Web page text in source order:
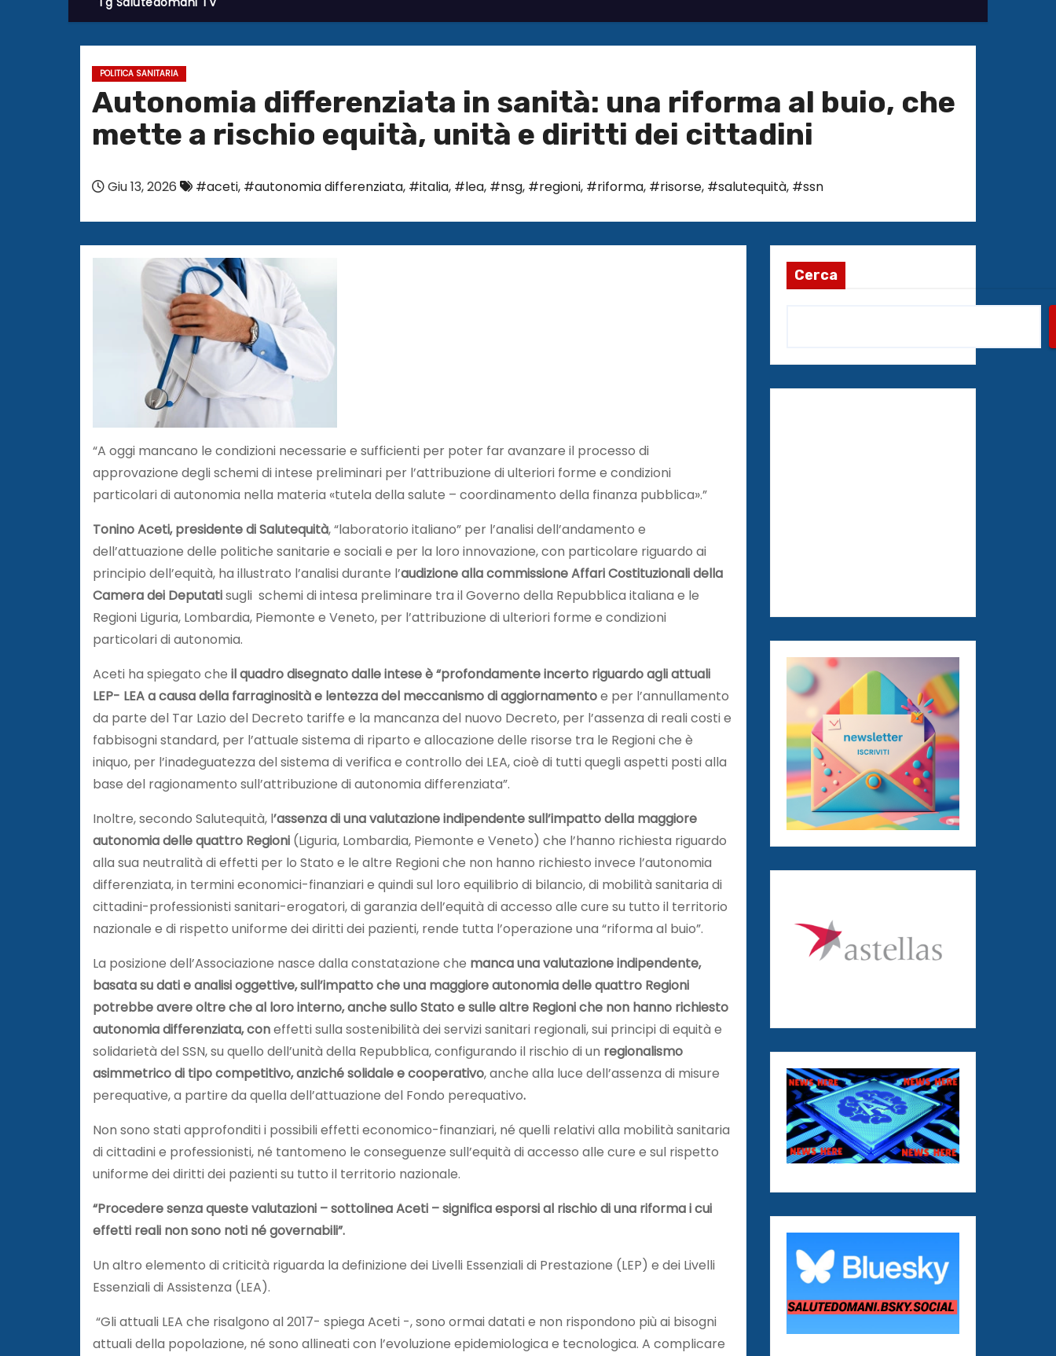
POLITICA SANITARIA
Autonomia differenziata in sanità: una riforma al buio, che
mette a rischio equità, unità e diritti dei cittadini
Giu 13, 2026 #aceti, #autonomia differenziata, #italia, #lea, #nsg, #regioni, #riforma, #risorse, #salutequità, #ssn
“A oggi mancano le condizioni necessarie e sufficienti per poter far avanzare il processo di
approvazione degli schemi di intese preliminari per l’attribuzione di ulteriori forme e condizioni
particolari di autonomia nella materia «tutela della salute – coordinamento della finanza pubblica».”
Tonino Aceti, presidente di Salutequità, “laboratorio italiano” per l’analisi dell’andamento e
dell’attuazione delle politiche sanitarie e sociali e per la loro innovazione, con particolare riguardo ai
principio dell’equità, ha illustrato l’analisi durante l’audizione alla commissione Affari Costituzionali della
Camera dei Deputatisugli schemi di intesa preliminare tra il Governo della Repubblica italiana e le
Regioni Liguria, Lombardia, Piemonte e Veneto, per l’attribuzione di ulteriori forme e condizioni
particolari di autonomia.
Aceti ha spiegato che il quadro disegnato dalle intese è “profondamente incerto riguardo agli attuali
LEP- LEA a causa della farraginosità e lentezza del meccanismo di aggiornamentoe per l’annullamento
da parte del Tar Lazio del Decreto tariffe e la mancanza del nuovo Decreto, per l’assenza di reali costi e
fabbisogni standard, per l’attuale sistema di riparto e allocazione delle risorse tra le Regioni che è
iniquo, per l’inadeguatezza del sistema di verifica e controllo dei LEA, cioè di tutti quegli aspetti posti alla
base del ragionamento sull’attribuzione di autonomia differenziata”.
Inoltre, secondo Salutequità, l’assenza di una valutazione indipendente sull’impatto della maggiore
autonomia delle quattro Regioni (Liguria, Lombardia, Piemonte e Veneto) che l’hanno richiesta riguardo
alla sua neutralità di effetti per lo Stato e le altre Regioni che non hanno richiesto invece l’autonomia
differenziata, in termini economici-finanziari e quindi sul loro equilibrio di bilancio, di mobilità sanitaria di
cittadini-professionisti sanitari-erogatori, di garanzia dell’equità di accesso alle cure su tutto il territorio
nazionale e di rispetto uniforme dei diritti dei pazienti, rende tutta l’operazione una “riforma al buio”.
La posizione dell’Associazione nasce dalla constatazione che manca una valutazione indipendente,
basata su dati e analisi oggettive, sull’impatto che una maggiore autonomia delle quattro Regioni
potrebbe avere oltre che al loro interno, anche sullo Stato e sulle altre Regioni che non hanno richiesto
autonomia differenziata, coneffetti sulla sostenibilità dei servizi sanitari regionali, sui principi di equità e
solidarietà del SSN, su quello dell’unità della Repubblica, configurando il rischio di un regionalismo
asimmetrico di tipo competitivo, anziché solidale e cooperativo, anche alla luce dell’assenza di misure
perequative, a partire da quella dell’attuazione del Fondo perequativo.
Non sono stati approfonditi i possibili effetti economico-finanziari, né quelli relativi alla mobilità sanitaria
di cittadini e professionisti, né tantomeno le conseguenze sull’equità di accesso alle cure e sul rispetto
uniforme dei diritti dei pazienti su tutto il territorio nazionale.
“Procedere senza queste valutazioni – sottolinea Aceti – significa esporsi al rischio di una riforma i cui
effetti reali non sono noti né governabili”.
Un altro elemento di criticità riguarda la definizione dei Livelli Essenziali di Prestazione (LEP) e dei Livelli
Essenziali di Assistenza (LEA).
“Gli attuali LEA che risalgono al 2017- spiega Aceti -, sono ormai datati e non rispondono più ai bisogni
attuali della popolazione, né sono allineati con l’evoluzione epidemiologica e tecnologica. A complicare
Cerca